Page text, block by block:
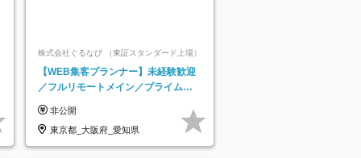
株式会社ぐるなび （東証スタンダード上場）
【WEB集客プランナー】未経験歓迎
／フルリモートメイン／プライム上
屋
非公開
東京都_大阪府_愛知県